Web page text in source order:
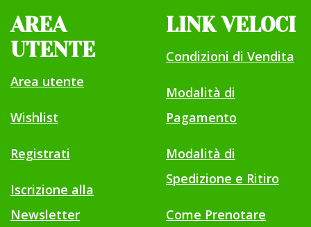
AREA
UTENTE
Area utente
Wishlist
Registrati
Iscrizione alla
Newsletter
LINK VELOCI
Condizioni di Vendita
Modalità di
Pagamento
Modalità di
Spedizione e Ritiro
Come Prenotare